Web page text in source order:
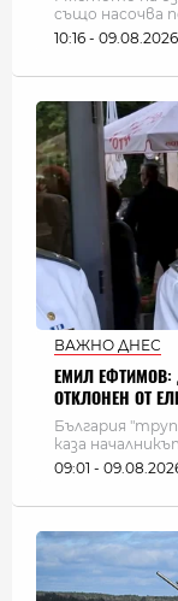
също насочва
10:16 - 09.08.2026
ВАЖНО ДНЕС
ЕМИЛ ЕФТИМОВ:
ОТКЛОНЕН ОТ
България
каза
09:01 -